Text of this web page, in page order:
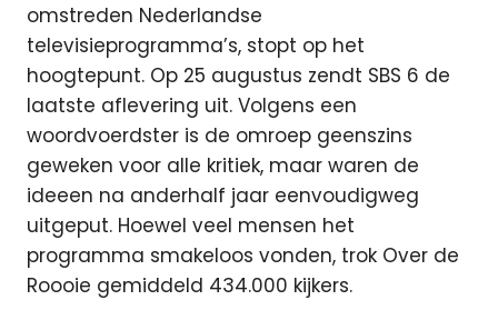
omstreden Nederlandse
televisieprogramma’s, stopt op het
hoogtepunt. Op 25 augustus zendt SBS 6 de
laatste aflevering uit. Volgens een
woordvoerdster is de omroep geenszins
geweken voor alle kritiek, maar waren de
ideeen na anderhalf jaar eenvoudigweg
uitgeput. Hoewel veel mensen het
programma smakeloos vonden, trok Over de
Roooie gemiddeld 434.000 kijkers.